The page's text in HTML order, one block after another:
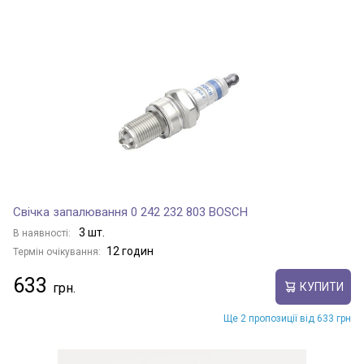
Свічка запалювання 0 242 232 803 BOSCH
В наявності: 3 шт.
Термін очікування: 12 годин
633 КУПИТИ
Ще 2 пропозиції від 633 грн